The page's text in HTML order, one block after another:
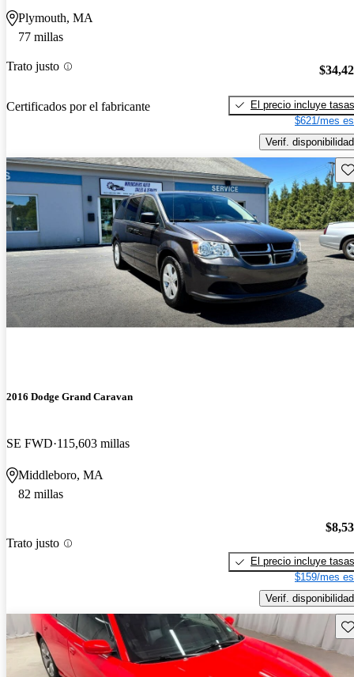
Plymouth, MA
77 millas
Trato justo
Certificados por el fabricante
El precio incluye tasas
$621/mes
Verif. disponibilidad
2016 Dodge Grand Caravan
SE FWD 115,603 millas
Middleboro, MA
82 millas
Trato justo
El precio incluye tasas
$159/mes
Verif. disponibilidad